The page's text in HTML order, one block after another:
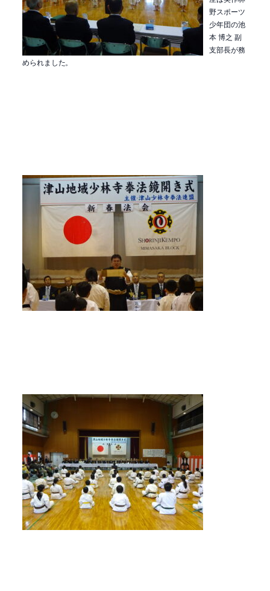
野スポーツ
少年団の池
本 博之 副
支部長が務
められました。